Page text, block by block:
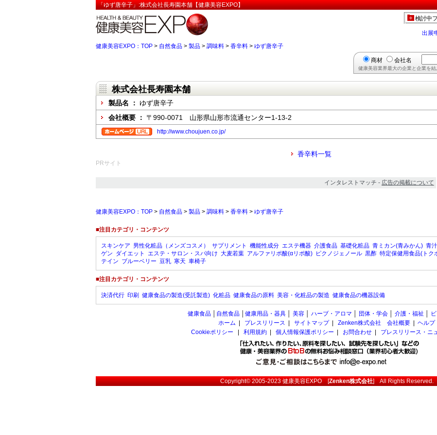
「ゆず唐辛子」:株式会社長寿園本舗【健康美容EXPO】
検討中
出展
健康美容EXPO：TOP > 自然食品 > 製品 > 調味料 > 香辛料 > ゆず唐辛子
商材 会社名
健康美容業界最大の企業と企業を
株式会社長寿園本舗
製品名 ： ゆず唐辛子
会社概要 ： 〒990-0071 山形県山形市流通センター1-13-2
http://www.choujuen.co.jp/
香辛料一覧
PRサイト
インタレストマッチ - 広告の掲載について
健康美容EXPO：TOP > 自然食品 > 製品 > 調味料 > 香辛料 > ゆず唐辛子
■注目カテゴリ・コンテンツ
スキンケア 男性化粧品（メンズコスメ） サプリメント 機能性成分 エステ機器 介護食品 基礎化粧品 青ミカン(青みかん) 青
ゲン ダイエット エステ・サロン・スパ向け 大麦若葉 アルファリポ酸(αリポ酸) ピクノジェノール 黒酢 特定保健用食品(トク
テイン ブルーベリー 豆乳 寒天 車椅子
■注目カテゴリ・コンテンツ
決済代行 印刷 健康食品の製造(受託製造) 化粧品 健康食品の原料 美容・化粧品の製造 健康食品の機器設備
健康食品 自然食品 健康用品・器具 美容 ハーブ・アロマ 団体・学会 介護・福祉
ホーム
プレスリリース サイトマップ| Zenken株式会社 会社概要
ヘルプ
Cookieポリシー
利用規約 個人情報保護ポリシー お問合わせ プレスリリース・ニ
Copyright© 2005-2023健康美容EXPO[Zenken株式会社] All Rights Reserved.